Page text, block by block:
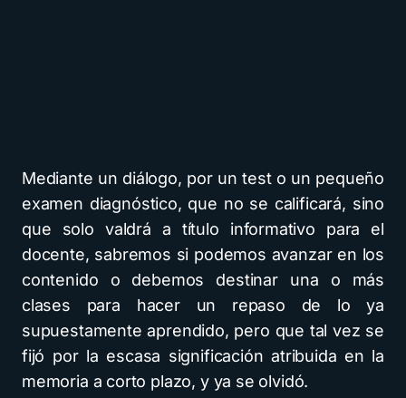
Mediante un diálogo, por un test o un pequeño
examen diagnóstico, que no se calificará, sino
que solo valdrá a título informativo para el
docente, sabremos si podemos avanzar en los
contenido o debemos destinar una o más
clases para hacer un repaso de lo ya
supuestamente aprendido, pero que tal vez se
fijó por la escasa significación atribuida en la
memoria a corto plazo, y ya se olvidó.